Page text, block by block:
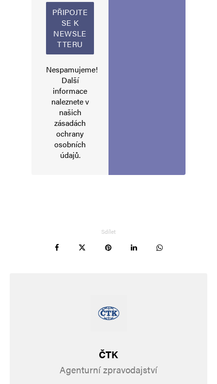
Alternative:
Nespamujeme!
Další
informace
naleznete v
našich
zásadách
ochrany
osobních
údajů.
Sdílet
ČTK
Agenturní zpravodajství